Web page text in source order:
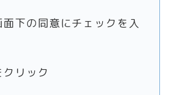
面下の同意にチェックを入
クリック